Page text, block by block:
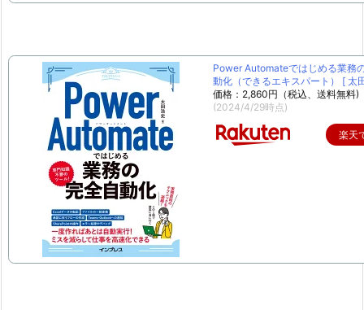
Power Automateではじめる業務
動化（できるエキスパート） [ 太
価格：2,860円（税込、送料無料)
(2024/4/29時点)
楽天